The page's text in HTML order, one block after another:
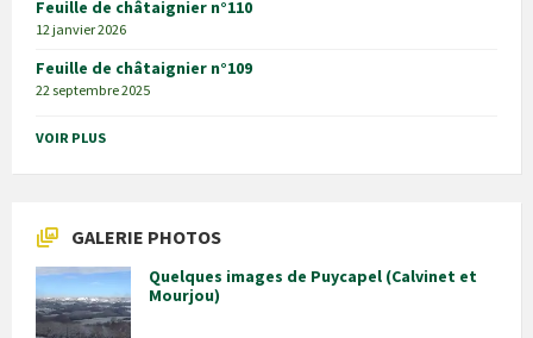
Feuille de châtaignier n°110
12 janvier 2026
Feuille de châtaignier n°109
22 septembre 2025
VOIR PLUS
GALERIE PHOTOS
Quelques images de Puycapel (Calvinet et
Mourjou)